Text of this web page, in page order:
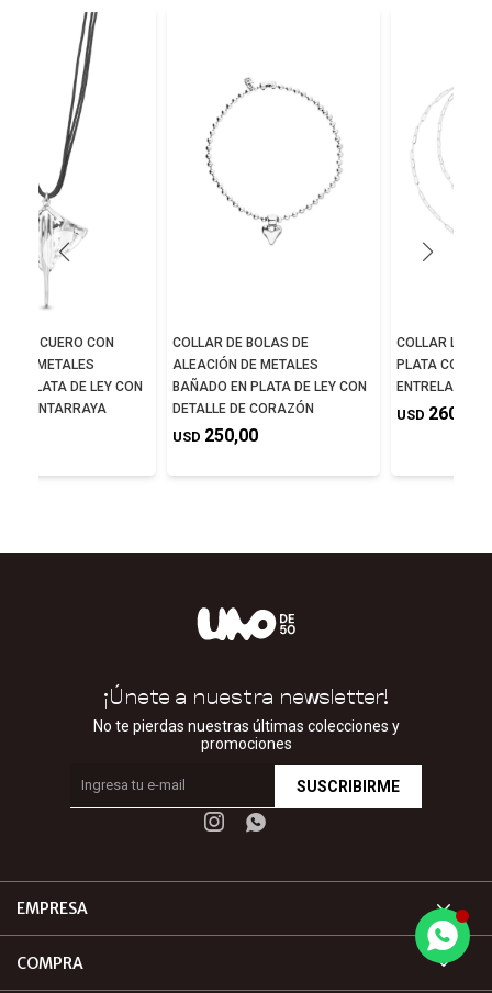
DE CUERO CON
DE METALES
EN PLATA DE LEY CON
MANTARRAYA
COLLAR DE BOLAS DE
ALEACIÓN DE METALES
BAÑADO EN PLATA DE LEY CON
DETALLE DE CORAZÓN
USD 250,00
COLLAR
PLATA CON
ENTRELAZADO
USD 260,00
EMPRESA
COMPRA
¡Únete a nuestra newsletter!
No te pierdas nuestras últimas colecciones y
promociones
SUSCRIBIRME
 